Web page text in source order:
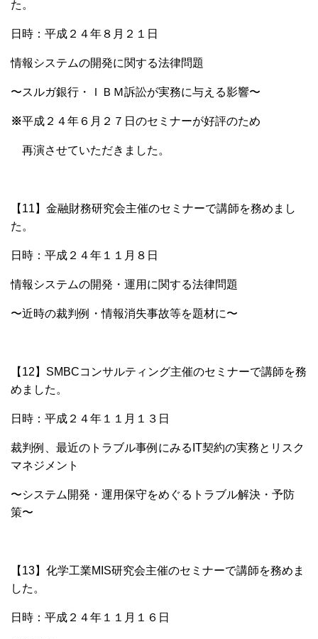
た。
日時：平成２４年８ 月２１日
情報システムの開発に関する法律問題
〜スルガ銀行・ＩＢＭ訴訟が実務に与える影響〜
※平成２４年６月２７日のセミナーが好評のため
再演させていただきました。
【11】金融財務研究会主催のセミナーで講師を務めまし
た。
日時：平成２４年１１月８日
情報システムの開発・運用に関する法律問題
〜近時の裁判例・情報消失事故等を題材に〜
【12】SMBCコンサルティング主催のセミナーで講師を務
めました。
日時：平成２４年１１月１３日
裁判例、最近のトラブル事例にみる IT契約の実務とリスク
マネジメント
〜システム開発・運用保守をめぐるトラブル解決・予防
策〜
【13】化学工業MIS研究会主催のセミナーで講師を務めま
した。
日時：平成２４年１１月１６日